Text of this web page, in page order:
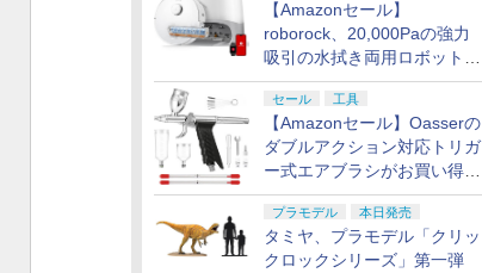
ース撮り下ろし】
【Amazonセール】
roborock、20,000Paの強力
吸引の水拭き両用ロボット掃
除機「Qrevo Curv 2 Flow」
がお買い得！
セール 工具
【Amazonセール】Oasserの
ダブルアクション対応トリガ
ー式エアブラシがお買い得価
格で登場！
プラモデル 本日発売
タミヤ、プラモデル「クリッ
クロックシリーズ」第一弾